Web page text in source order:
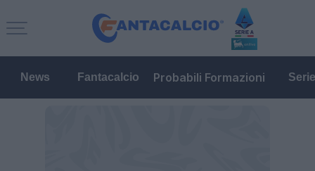
News Fantacalcio Probabili Formazioni